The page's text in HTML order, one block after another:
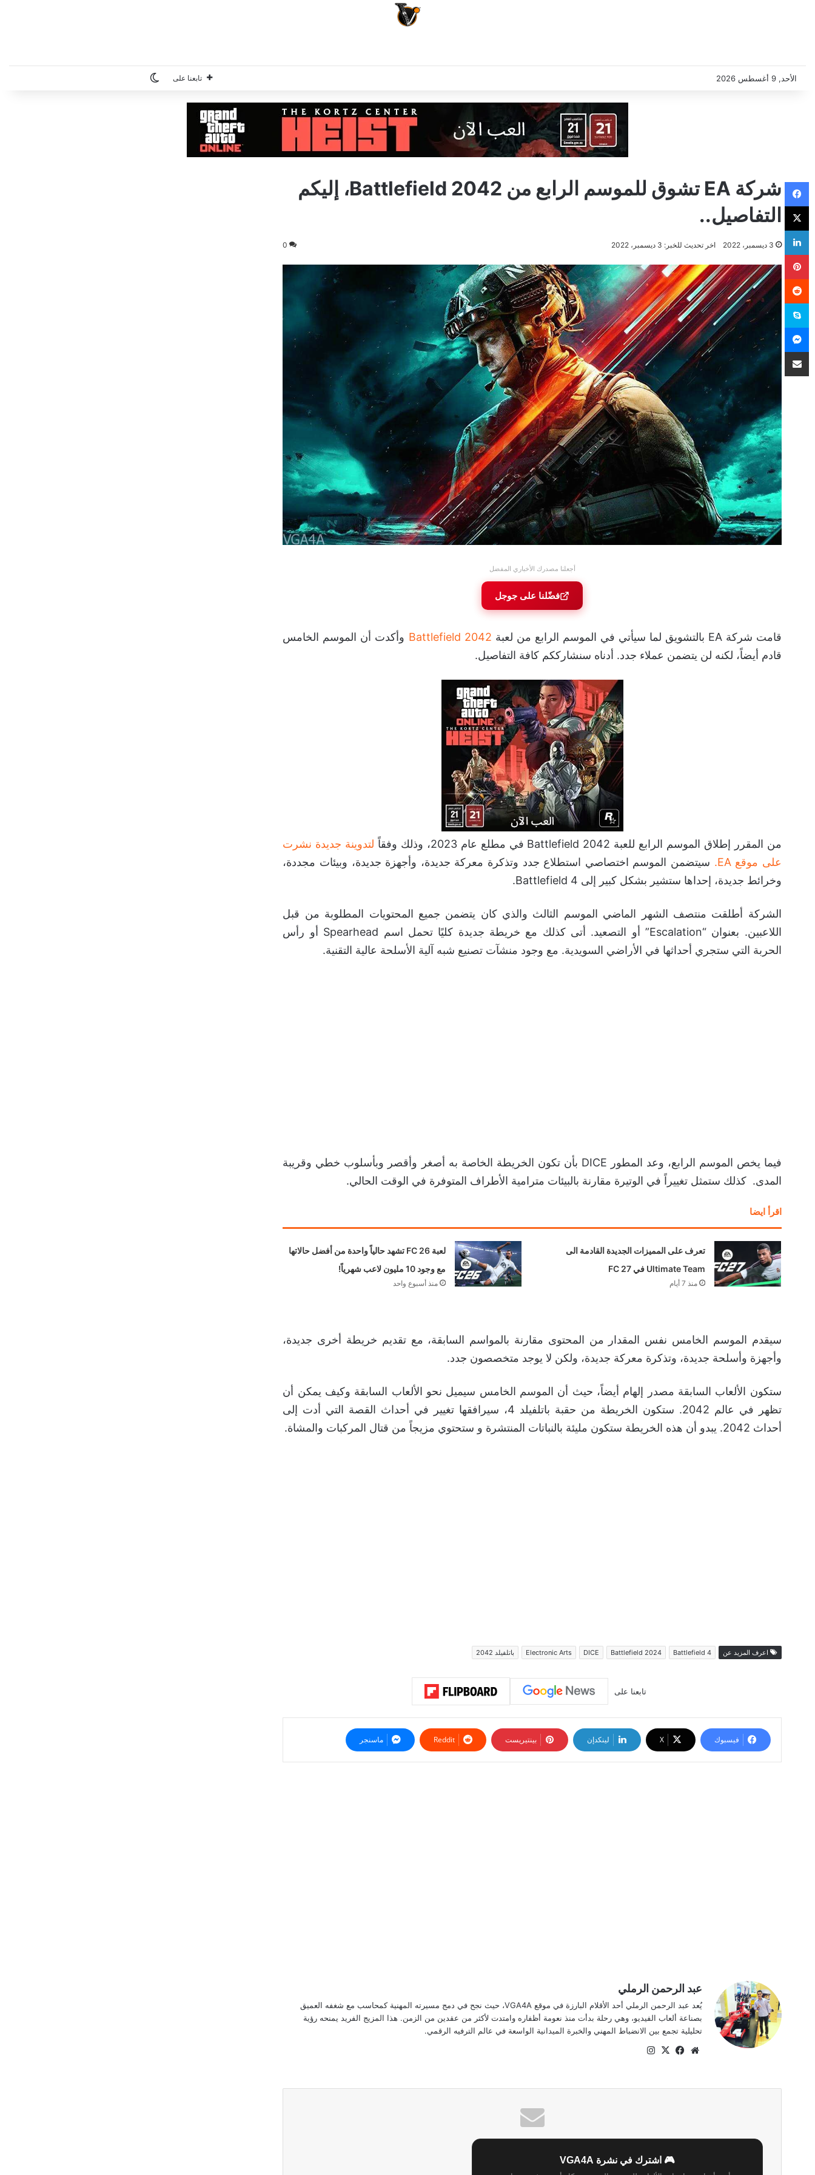
الأحد, 9 أغسطس 2026 تابعنا على الوضع المظلم
شركة EA تشوق للموسم الرابع من Battlefield 2042، إليكم
التفاصيل..
3 ديسمبر، 2022 اخر تحديث للخبر: 3 ديسمبر، 2022 0
أجعلنا مصدرك الأخباري المفضل
فضّلنا على جوجل
قامت شركة EA بالتشويق لما سيأتي في الموسم الرابع من لعبة Battlefield 2042 وأكدت أن الموسم الخامس
قادم أيضاً، لكنه لن يتضمن عملاء جدد. أدناه سنشارككم كافة التفاصيل.
من المقرر إطلاق الموسم الرابع للعبة Battlefield 2042 في مطلع عام 2023، وذلك وفقاً
لتدوينة جديدة نشرت
على موقع EA.
سيتضمن الموسم اختصاصي استطلاع جدد وتذكرة معركة جديدة، وأجهزة جديدة، وبيئات مجددة،
وخرائط جديدة، إحداها ستشير بشكل كبير إلى Battlefield 4.
الشركة أطلقت منتصف الشهر الماضي الموسم الثالث والذي كان يتضمن جميع المحتويات المطلوبة من قبل
اللاعبين. بعنوان “Escalation” أو التصعيد. أتى كذلك مع خريطة جديدة كليًا تحمل اسم Spearhead أو رأس
الحربة التي ستجري أحداثها في الأراضي السويدية. مع وجود منشآت تصنيع شبه آلية الأسلحة عالية التقنية.
فيما يخص الموسم الرابع، وعد المطور DICE بأن تكون الخريطة الخاصة به أصغر وأقصر وبأسلوب خطي وقريبة
المدى. كذلك ستمثل تغييراً في الوتيرة مقارنة بالبيئات مترامية الأطراف المتوفرة في الوقت الحالي.
اقرأ ايضا
تعرف على المميزات الجديدة القادمة الى
Ultimate Team في FC 27
منذ 7 أيام
لعبة FC 26 تشهد حالياً واحدة من أفضل حالاتها
مع وجود 10 مليون لاعب شهرياً!
منذ أسبوع واحد
سيقدم الموسم الخامس نفس المقدار من المحتوى مقارنة بالمواسم السابقة، مع تقديم خريطة أخرى جديدة،
وأجهزة وأسلحة جديدة، وتذكرة معركة جديدة، ولكن لا يوجد متخصصون جدد.
ستكون الألعاب السابقة مصدر إلهام أيضاً، حيث أن الموسم الخامس سيميل نحو الألعاب السابقة وكيف يمكن أن
تظهر في عالم 2042. ستكون الخريطة من حقبة باتلفيلد 4، سيرافقها تغيير في أحداث القصة التي أدت إلى
أحداث 2042. يبدو أن هذه الخريطة ستكون مليئة بالنباتات المنتشرة و ستحتوي مزيجاً من قتال المركبات والمشاة.
اعرف المزيد عن 4 Battlefield
Battlefield 2024
DICE
Electronic Arts باتلفيلد 2042
تابعنا على
فيسبوك ‫X لينكدإن بينتيريست ‏Reddit ماسنجر
عبد الرحمن الرملي
يُعد عبد الرحمن الرملي أحد الأقلام البارزة في موقع VGA4A، حيث نجح في دمج مسيرته المهنية كمحاسب مع شغفه العميق
بصناعة ألعاب الفيديو، وهي رحلة بدأت منذ نعومة أظفاره وامتدت لأكثر من عقدين من الزمن. هذا المزيج الفريد يمنحه رؤية
تحليلية تجمع بين الانضباط المهني والخبرة الميدانية الواسعة في عالم الترفيه الرقمي.
موقعفيسبوك
‫X
🎮 اشترك في نشرة VGA4A
فيسبوك
‫X
لينكدإن
بينتيريست
سكايب
ماسنجر
مشاركة عبر البريد